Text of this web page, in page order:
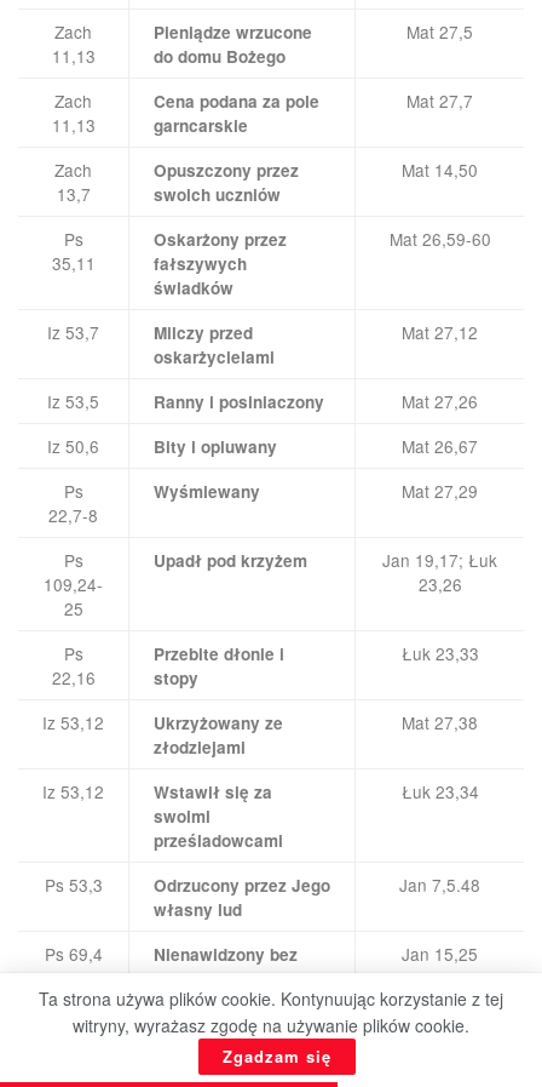
Zach
11,13
Pieniądze wrzucone
do domu Bożego
Mat 27,5
Zach
11,13
Cena podana za pole
garncarskie
Mat 27,7
Zach
13,7
Opuszczony przez
swoich uczniów
Mat 14,50
Ps
35,11
Oskarżony przez
fałszywych
świadków
Mat 26,59-60
Iz 53,7
Milczy przed
oskarżycielami
Mat 27,12
Iz 53,5 Ranny i posiniaczony
Mat 27,26
Iz 50,6
Bity i opluwany
Mat 26,67
Ps
22,7-8
Wyśmiewany Mat 27,29
Ps
109,24-
25
Upadł pod krzyżem
Jan 19,17; Łuk
23,26
Ps
22,16
Przebite dłonie i
stopy
Łuk 23,33
Iz 53,12
Ukrzyżowany ze
złodziejami
Mat 27,38
Iz 53,12
Wstawił się za
swoimi
prześladowcami
Łuk 23,34
Ps 53,3
Odrzucony przez Jego
własny lud
Jan 7,5.48
Ps 69,4
Nienawidzony bez
Jan 15,25
Ps
Przyjaciele stali z
daleka
Łuk 23,49
Ta strona używa plików cookie. Kontynuując korzystanie z tej
witryny, wyrażasz zgodę na używanie plików cookie.
Zgadzam się